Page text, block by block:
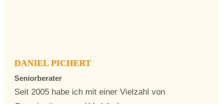
DANIEL PICHERT
Seniorberater
Seit 2005 habe ich mit einer Vielzahl von